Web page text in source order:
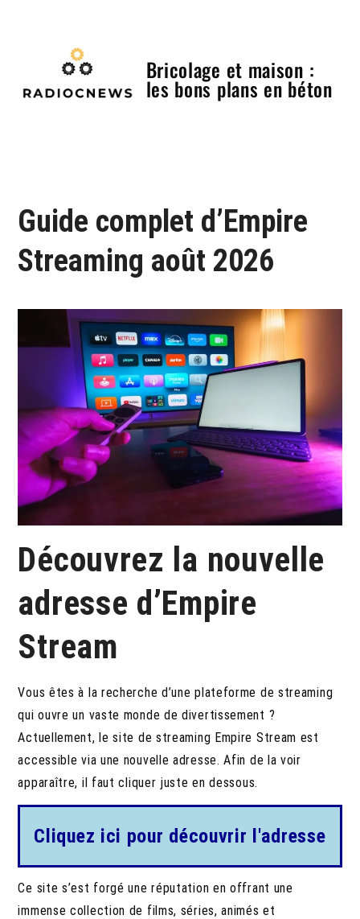
Bricolage et maison :
les bons plans en béton
Guide complet d’Empire
Streaming août 2026
Découvrez la nouvelle
adresse d’Empire
Stream
Vous êtes à la recherche d’une plateforme de streaming
qui ouvre un vaste monde de divertissement ?
Actuellement, le site de streaming Empire Stream est
accessible via une nouvelle adresse. Afin de la voir
apparaître, il faut cliquer juste en dessous.
Cliquez ici pour découvrir l'adresse
Ce site s’est forgé une réputation en offrant une
immense collection de films, séries, animés et